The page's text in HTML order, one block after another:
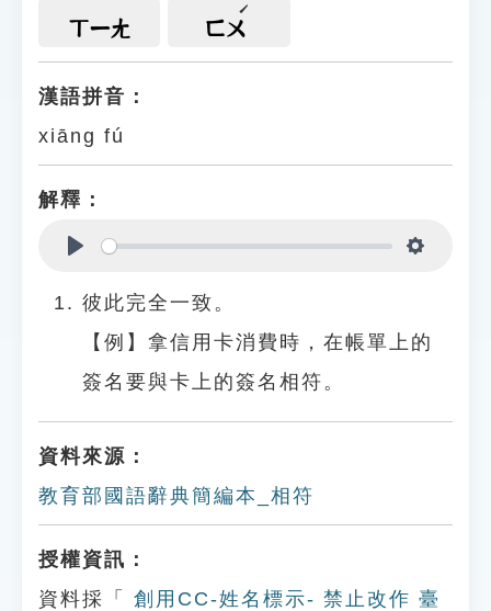
遊戲專區
貓頭鷹博士
ㄒㄧㄤ ㄈㄨ
漢語拼音：
xiāng fú
解釋：
彼此完全一致。
【例】拿信用卡消費時，在帳單上的
簽名要與卡上的簽名相符。
資料來源：
教育部國語辭典簡編本_相符
授權資訊：
資料採「
創用CC-姓名標示- 禁止改作 臺